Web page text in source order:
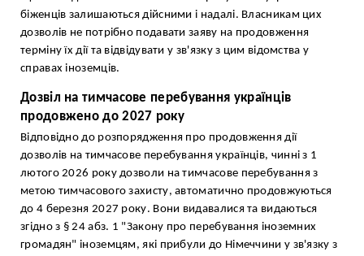
біженців залишаються дійсними і надалі. Власникам цих
дозволів не потрібно подавати заяву на продовження
терміну їх дії та відвідувати у зв'язку з цим відомства у
справах іноземців.
Дозвіл на тимчасове перебування українців
продовжено до 2027 року
Відповідно до розпорядження про продовження дії
дозволів на тимчасове перебування українців, чинні з 1
лютого 2026 року дозволи на тимчасове перебування з
метою тимчасового захисту, автоматично продовжуються
до 4 березня 2027 року. Вони видавалися та видаються
згідно з § 24 абз. 1 "Закону про перебування іноземних
громадян" іноземцям, які прибули до Німеччини у зв'язку з